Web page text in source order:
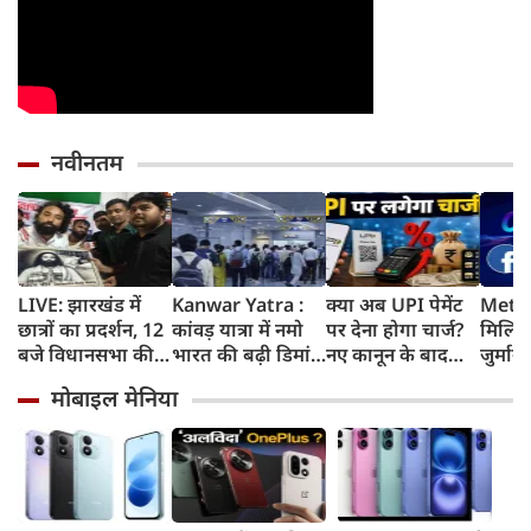
नवीनतम
LIVE: झारखंड में
छात्रों का प्रदर्शन, 12
बजे विधानसभा की
Kanwar Yatra :
कांवड़ यात्रा में नमो
भारत की बढ़ी डिमांड,
कई स्टेशनों पर 50%
तक बढ़ी यात्रियों की
संख्या
क्या अब UPI पेमेंट
पर देना होगा चार्ज?
नए कानून के बाद
शुल्क और किसे नहीं
Meta
कोर्ट
मोबाइल मेनिया